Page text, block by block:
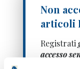
Non
articoli
Registrati
accesso